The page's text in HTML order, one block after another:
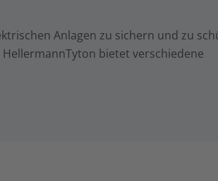
Anlagen zu sichern und zu
bietet verschiedene